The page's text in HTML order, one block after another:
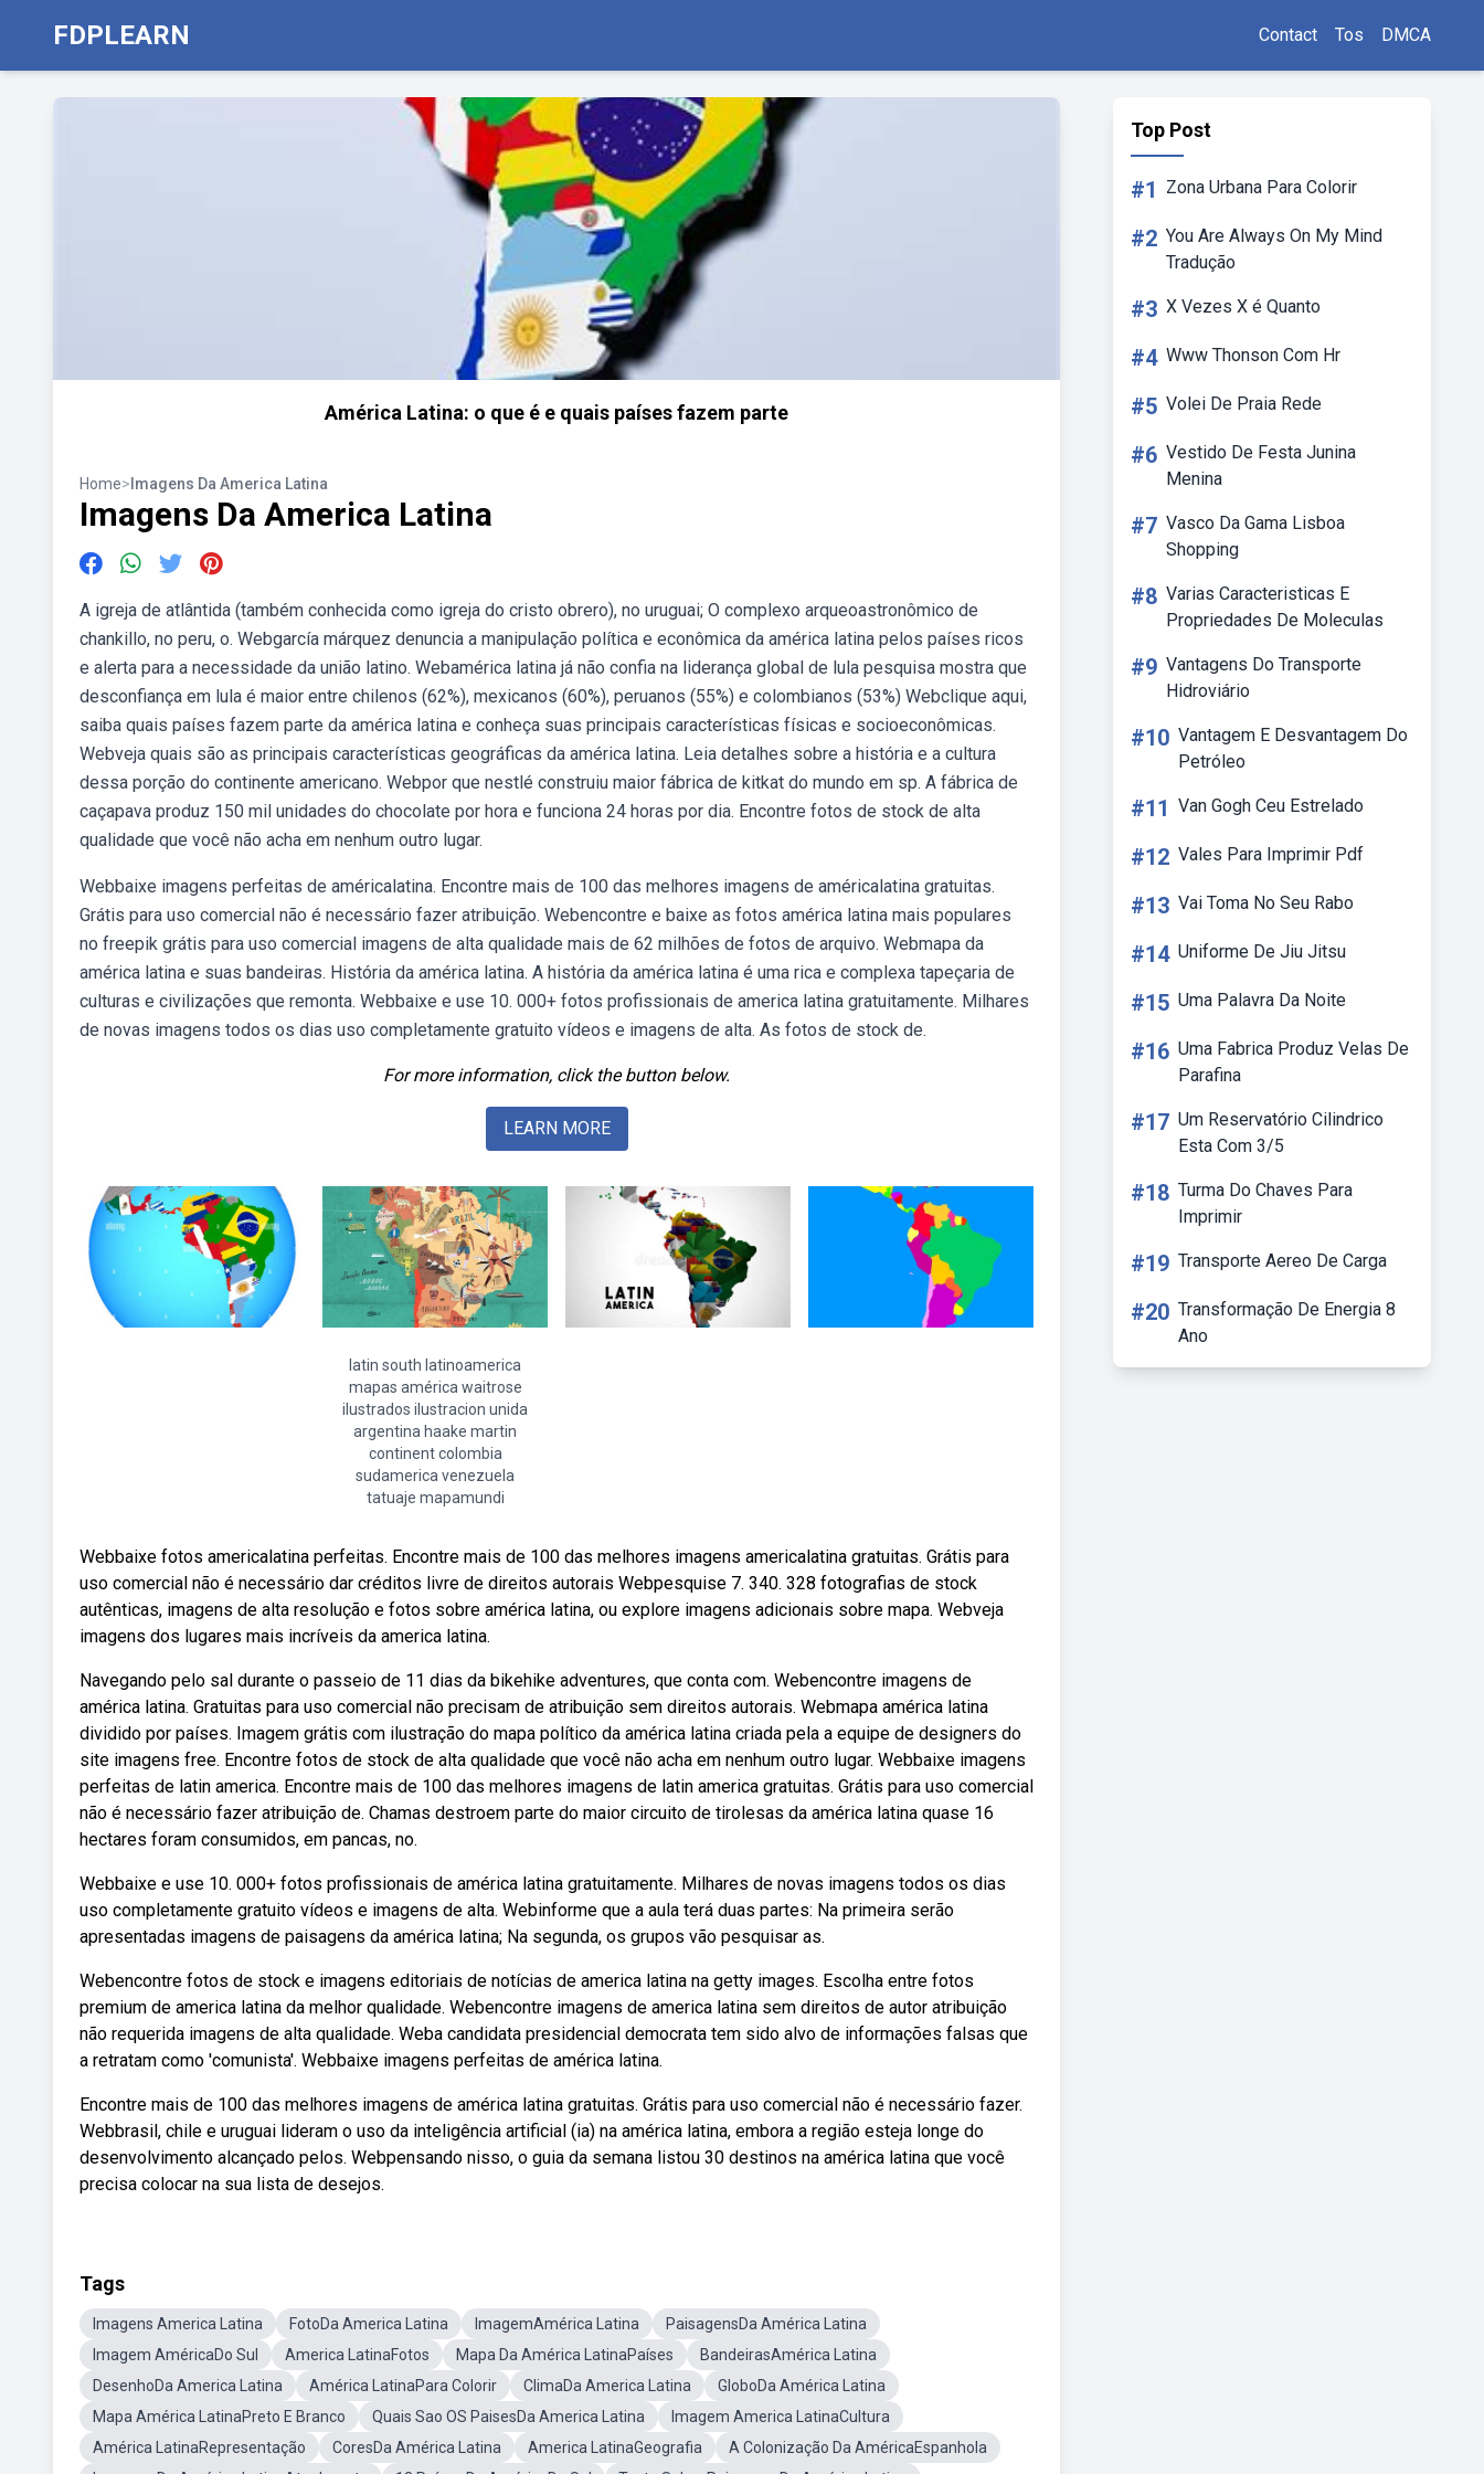
FDPLEARN Contact Tos DMCA
América Latina: o que é e quais países fazem parte
Home> Imagens Da America Latina
Imagens Da America Latina
A igreja de atlântida (também conhecida como igreja do cristo obrero), no uruguai; O complexo arqueoastronômico de
chankillo, no peru, o. Webgarcía márquez denuncia a manipulação política e econômica da américa latina pelos países ricos
e alerta para a necessidade da união latino. Webamérica latina já não confia na liderança global de lula pesquisa mostra que
desconfiança em lula é maior entre chilenos (62%), mexicanos (60%), peruanos (55%) e colombianos (53%) Webclique aqui,
saiba quais países fazem parte da américa latina e conheça suas principais características físicas e socioeconômicas.
Webveja quais são as principais características geográficas da américa latina. Leia detalhes sobre a história e a cultura
dessa porção do continente americano. Webpor que nestlé construiu maior fábrica de kitkat do mundo em sp. A fábrica de
caçapava produz 150 mil unidades do chocolate por hora e funciona 24 horas por dia. Encontre fotos de stock de alta
qualidade que você não acha em nenhum outro lugar.
Webbaixe imagens perfeitas de américalatina. Encontre mais de 100 das melhores imagens de américalatina gratuitas.
Grátis para uso comercial não é necessário fazer atribuição. Webencontre e baixe as fotos américa latina mais populares
no freepik grátis para uso comercial imagens de alta qualidade mais de 62 milhões de fotos de arquivo. Webmapa da
américa latina e suas bandeiras. História da américa latina. A história da américa latina é uma rica e complexa tapeçaria de
culturas e civilizações que remonta. Webbaixe e use 10. 000+ fotos profissionais de america latina gratuitamente. Milhares
de novas imagens todos os dias uso completamente gratuito vídeos e imagens de alta. As fotos de stock de.
For more information, click the button below.
LEARN MORE
latin south latinoamerica
mapas américa waitrose
ilustrados ilustracion unida
argentina haake martin
continent colombia
sudamerica venezuela
tatuaje mapamundi
Webbaixe fotos americalatina perfeitas. Encontre mais de 100 das melhores imagens americalatina gratuitas. Grátis para
uso comercial não é necessário dar créditos livre de direitos autorais Webpesquise 7. 340. 328 fotografias de stock
autênticas, imagens de alta resolução e fotos sobre américa latina, ou explore imagens adicionais sobre mapa. Webveja
imagens dos lugares mais incríveis da america latina.
Navegando pelo sal durante o passeio de 11 dias da bikehike adventures, que conta com. Webencontre imagens de
américa latina. Gratuitas para uso comercial não precisam de atribuição sem direitos autorais. Webmapa américa latina
dividido por países. Imagem grátis com ilustração do mapa político da américa latina criada pela a equipe de designers do
site imagens free. Encontre fotos de stock de alta qualidade que você não acha em nenhum outro lugar. Webbaixe imagens
perfeitas de latin america. Encontre mais de 100 das melhores imagens de latin america gratuitas. Grátis para uso comercial
não é necessário fazer atribuição de. Chamas destroem parte do maior circuito de tirolesas da américa latina quase 16
hectares foram consumidos, em pancas, no.
Webbaixe e use 10. 000+ fotos profissionais de américa latina gratuitamente. Milhares de novas imagens todos os dias
uso completamente gratuito vídeos e imagens de alta. Webinforme que a aula terá duas partes: Na primeira serão
apresentadas imagens de paisagens da américa latina; Na segunda, os grupos vão pesquisar as.
Webencontre fotos de stock e imagens editoriais de notícias de america latina na getty images. Escolha entre fotos
premium de america latina da melhor qualidade. Webencontre imagens de america latina sem direitos de autor atribuição
não requerida imagens de alta qualidade. Weba candidata presidencial democrata tem sido alvo de informações falsas que
a retratam como 'comunista'. Webbaixe imagens perfeitas de américa latina.
Encontre mais de 100 das melhores imagens de américa latina gratuitas. Grátis para uso comercial não é necessário fazer.
Webbrasil, chile e uruguai lideram o uso da inteligência artificial (ia) na américa latina, embora a região esteja longe do
desenvolvimento alcançado pelos. Webpensando nisso, o guia da semana listou 30 destinos na américa latina que você
precisa colocar na sua lista de desejos.
Tags
Imagens America Latina FotoDa America Latina ImagemAmérica Latina
PaisagensDa América Latina
Imagem AméricaDo Sul
America LatinaFotos Mapa Da América LatinaPaíses
BandeirasAmérica Latina
DesenhoDa America Latina
América LatinaPara Colorir ClimaDa America Latina
GloboDa América Latina
Mapa América LatinaPreto E Branco
Quais Sao OS PaisesDa America Latina
Imagem America LatinaCultura
América LatinaRepresentação
CoresDa América Latina America LatinaGeografia
A Colonização Da AméricaEspanhola
Top Post
#1 Zona Urbana Para Colorir
#2 You Are Always On My Mind
Tradução
#3 X Vezes X é Quanto
#4 Www Thonson Com Hr
#5 Volei De Praia Rede
#6 Vestido De Festa Junina
Menina
#7 Vasco Da Gama Lisboa
Shopping
#8 Varias Caracteristicas E
Propriedades De Moleculas
#9 Vantagens Do Transporte
Hidroviário
#10 Vantagem E Desvantagem Do
Petróleo
#11 Van Gogh Ceu Estrelado
#12 Vales Para Imprimir Pdf
#13 Vai Toma No Seu Rabo
#14 Uniforme De Jiu Jitsu
#15 Uma Palavra Da Noite
#16 Uma Fabrica Produz Velas De
Parafina
#17 Um Reservatório Cilindrico
Esta Com 3/5
#18 Turma Do Chaves Para
Imprimir
#19 Transporte Aereo De Carga
#20 Transformação De Energia 8
Ano